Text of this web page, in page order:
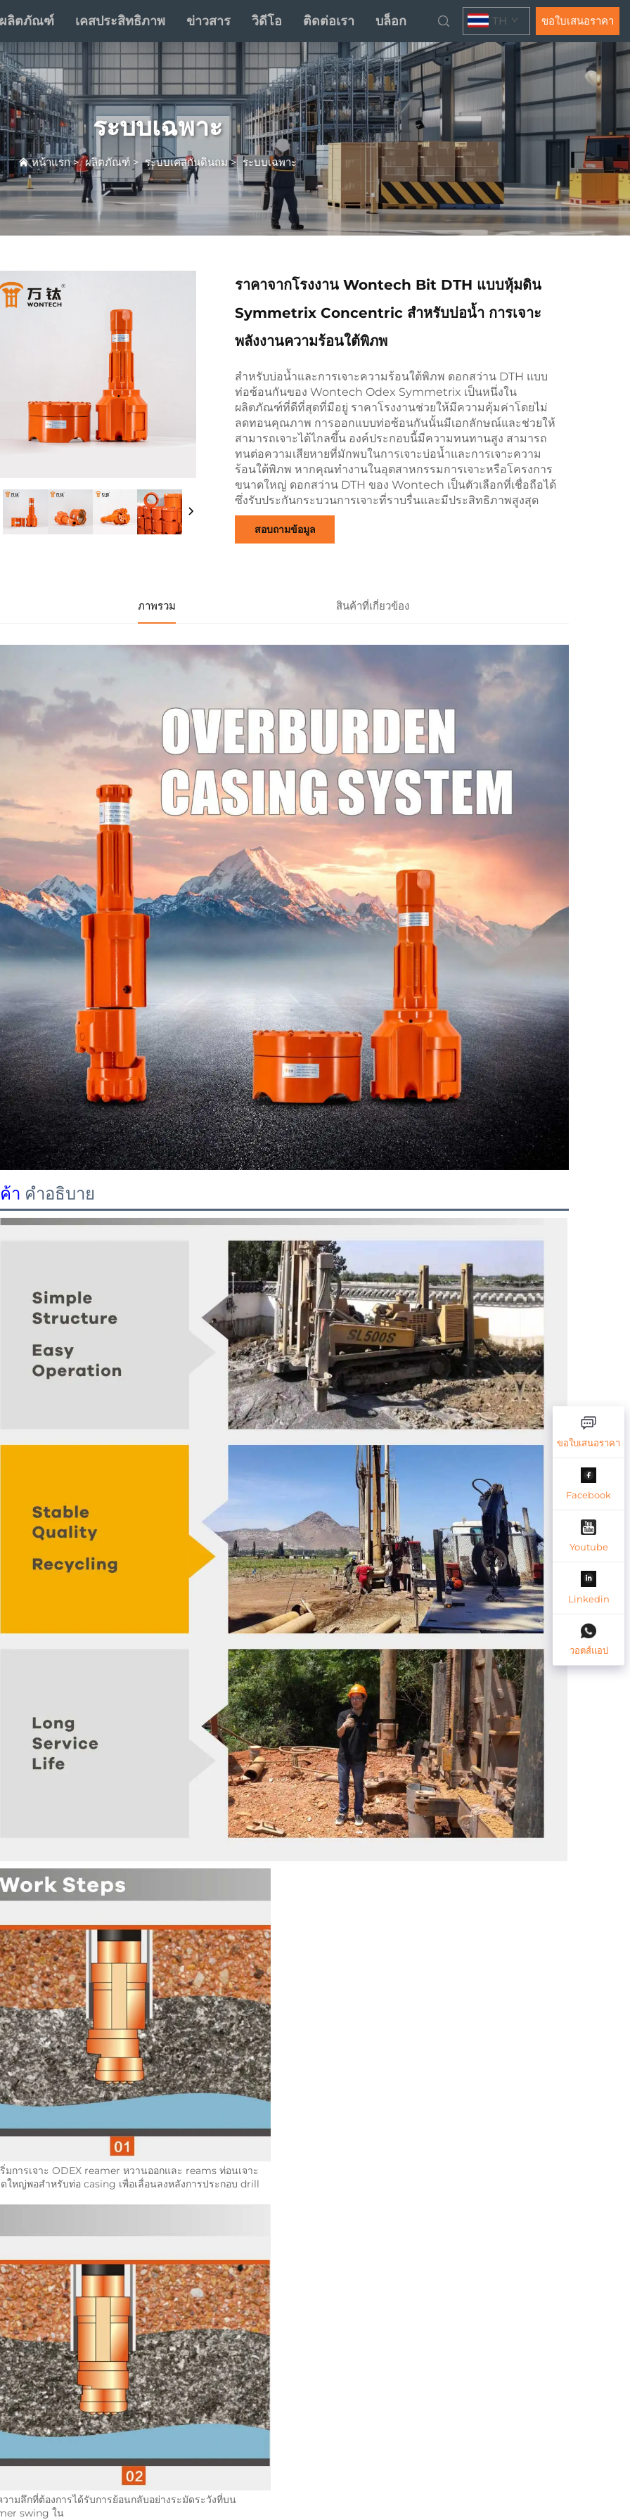
ผลิตภัณฑ์ เคสประสิทธิภาพ ข่าวสาร วิดีโอ ติดต่อเรา บล็อก TH ขอใบเสนอราคา
ระบบเฉพาะ
หน้าแรก>ผลิตภัณฑ์ >ระบบเคสกันดินถม>ระบบเฉพาะ
ราคาจากโรงงาน Wontech Bit DTH แบบหุ้มดิน
Symmetrix Concentric สำหรับบ่อน้ำ การเจาะ
พลังงานความร้อนใต้พิภพ
สำหรับบ่อน้ำและการเจาะความร้อนใต้พิภพ ดอกสว่าน DTH แบบ
ท่อซ้อนกันของ Wontech Odex Symmetrix เป็นหนึ่งใน
ผลิตภัณฑ์ที่ดีที่สุดที่มีอยู่ ราคาโรงงานช่วยให้มีความคุ้มค่าโดยไม่
ลดทอนคุณภาพ การออกแบบท่อซ้อนกันนั้นมีเอกลักษณ์และช่วยให้
สามารถเจาะได้ไกลขึ้น องค์ประกอบนี้มีความทนทานสูง สามารถ
ทนต่อความเสียหายที่มักพบในการเจาะบ่อน้ำและการเจาะความ
ร้อนใต้พิภพ หากคุณทำงานในอุตสาหกรรมการเจาะหรือโครงการ
ขนาดใหญ่ ดอกสว่าน DTH ของ Wontech เป็นตัวเลือกที่เชื่อถือได้
ซึ่งรับประกันกระบวนการเจาะที่ราบรื่นและมีประสิทธิภาพสูงสุด
สอบถามข้อมูล
ภาพรวม สินค้าที่เกี่ยวข้อง
า คำอธิบาย
ริ่มการเจาะ ODEX reamer หวานออกและ reams ท่อนเจาะ
ใหญ่พอสําหรับท่อ casing เพื่อเลื่อนลงหลังการประกอบ drill
วามลึกที่ต้องการได้รับการย้อนกลับอย่างระมัดระวังที่บน
swing ใน
ขอใบเสนอราคา
Facebook
Youtube
Linkedin
วอตส์แอป